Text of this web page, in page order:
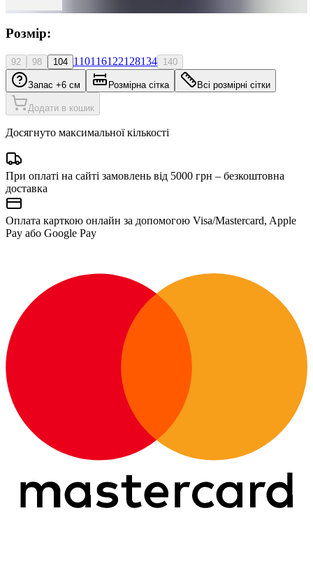
Розмір:
92 98 104 110116122128134 140
Запас +6 см Розмірна сітка Всі розмірні сітки
Додати в кошик
Досягнуто максимальної кількості
При оплаті на сайті замовлень від 5000 грн – безкоштовна
доставка
Оплата карткою онлайн за допомогою Visa/Mastercard, Apple
Pay або Google Pay